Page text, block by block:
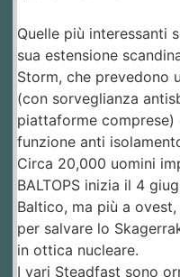
Quelle più interessanti
sua estensione
Storm, che prevedono
(con sorveglianza
piattaforme
funzione anti
Circa 20,000 uomini
BALTOPS inizia il 4
Baltico, ma più a
per salvare lo
in ottica nucleare.
I vari Steadfast sono